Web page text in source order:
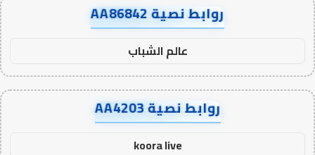
روابط نصية AA86842
عالم الشباب
روابط نصية AA4203
koora live